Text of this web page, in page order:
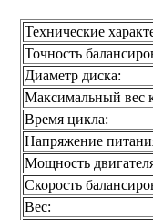
Технические
Точность
Диаметр диска:
Максимальный вес
Время цикла:
Напряжение
Мощность
Скорость
Вес: